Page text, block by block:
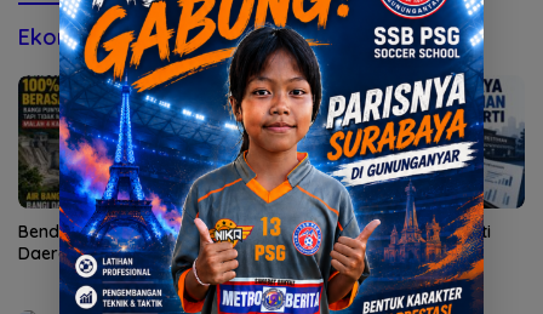
Ekonomi & Bisnis
Bendungan Sidan Airi Empat
Daerah, Bangli Dapat Apa?
Kepatuhan AG Ny Suharti
Diperiksa Otoritas Pajak
Surabaya